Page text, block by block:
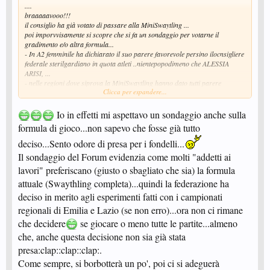
....
braaaaavooo!!!
il consiglio ha già votato di passare alla MiniSwaytling ...
poi imporvvisamente si scopre che si fa un sondaggio per votarne il
gradimento e/o altra formula...
- In A2 femminile ha dichiarato il suo parere favorevole persino ilocnsigliere
federale sterilgardiano in quota atleti ..nientepopodimeno che ALESSIA
ARISI, ...
- nelle regioni dove siprova la MiniSwaytling hanno dato tutti parere
tutto entro il 5 febbraio....(???)
- di un po' Heidi, dopo che avrai raccolto i pareri di Peter, Clara, Nebbia e
la signorina Rottermayer.... secondo te la Fitet entro il 10 febbraio presenta
alk prossimo consiglio un completo e perfezionatissimo schema che
rappresenterà tuti i desideri e pensieri del proletariato pongistico
italiano??????
Clicca per espandere...
Io in effetti mi aspettavo un sondaggio anche sulla
formula di gioco...non sapevo che fosse già tutto
deciso...Sento odore di presa per i fondelli...
Il sondaggio del Forum evidenzia come molti "addetti ai
lavori" preferiscano (giusto o sbagliato che sia) la formula
attuale (Swaythling completa)...quindi la federazione ha
deciso in merito agli esperimenti fatti con i campionati
regionali di Emilia e Lazio (se non erro)...ora non ci rimane
che decidere
se giocare o meno tutte le partite...almeno
che, anche questa decisione non sia già stata
presa:clap::clap::clap:.
Come sempre, si borbotterà un po', poi ci si adeguerà